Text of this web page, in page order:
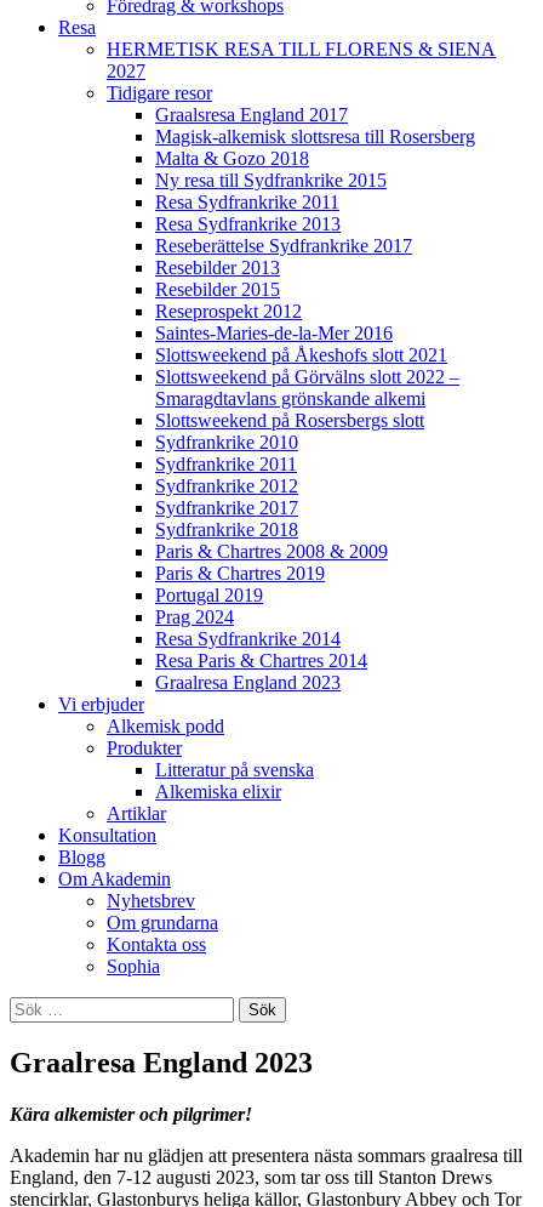
Föredrag & workshops
Resa
HERMETISK RESA TILL FLORENS & SIENA
2027
Tidigare resor
Graalsresa England 2017
Magisk-alkemisk slottsresa till Rosersberg
Malta & Gozo 2018
Ny resa till Sydfrankrike 2015
Resa Sydfrankrike 2011
Resa Sydfrankrike 2013
Reseberättelse Sydfrankrike 2017
Resebilder 2013
Resebilder 2015
Reseprospekt 2012
Saintes-Maries-de-la-Mer 2016
Slottsweekend på Åkeshofs slott 2021
Slottsweekend på Görvälns slott 2022 –
Smaragdtavlans grönskande alkemi
Slottsweekend på Rosersbergs slott
Sydfrankrike 2010
Sydfrankrike 2011
Sydfrankrike 2012
Sydfrankrike 2017
Sydfrankrike 2018
Paris & Chartres 2008 & 2009
Paris & Chartres 2019
Portugal 2019
Prag 2024
Resa Sydfrankrike 2014
Resa Paris & Chartres 2014
Graalresa England 2023
Vi erbjuder
Alkemisk podd
Produkter
Litteratur på svenska
Alkemiska elixir
Artiklar
Konsultation
Blogg
Om Akademin
Nyhetsbrev
Om grundarna
Kontakta oss
Sophia
Sök
efter:
Graalresa England 2023
Kära alkemister och pilgrimer!
Akademin har nu glädjen att presentera nästa sommars graalresa till
England, den 7-12 augusti 2023, som tar oss till Stanton Drews
stencirklar, Glastonburys heliga källor, Glastonbury Abbey och Tor